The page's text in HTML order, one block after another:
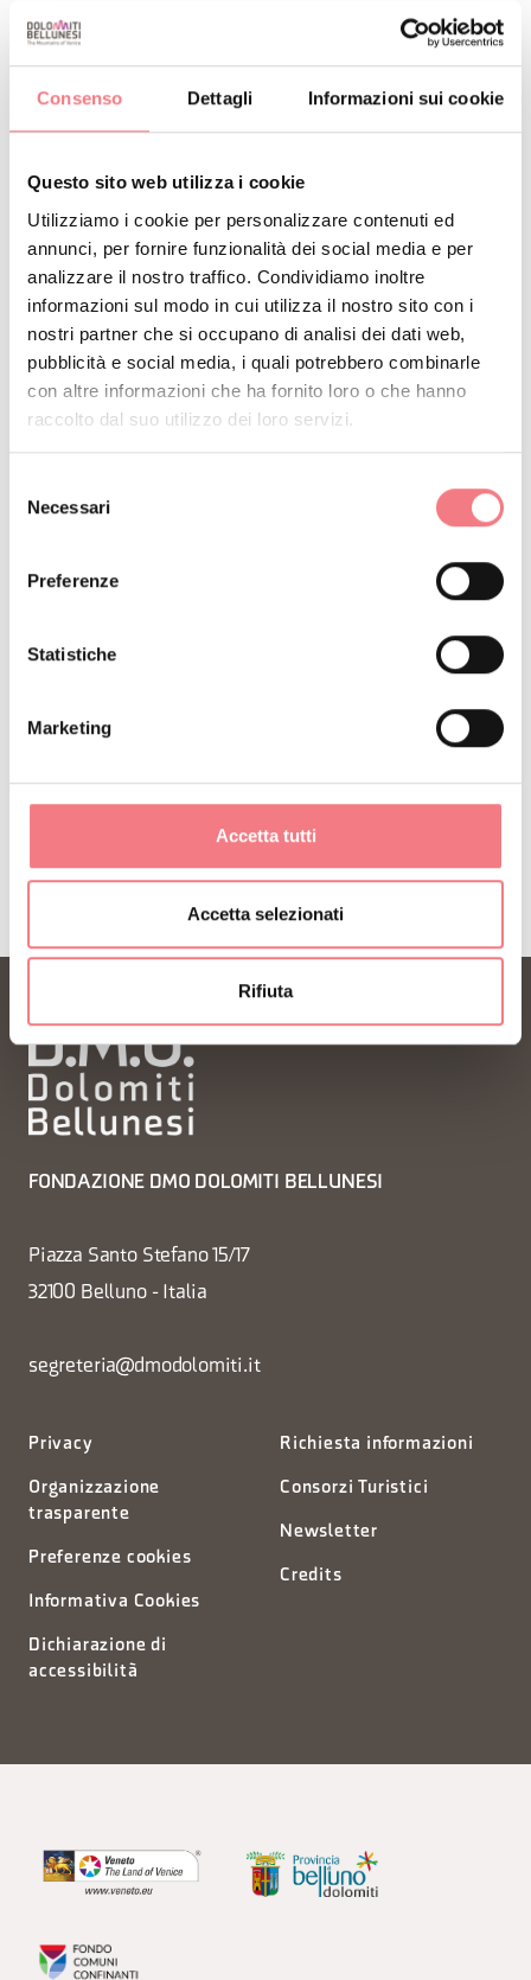
Consenso Dettagli Informazioni sui cookie
Questo sito web utilizza i cookie
Utilizziamo i cookie per personalizzare contenuti ed
annunci, per fornire funzionalità dei social media e per
analizzare il nostro traffico. Condividiamo inoltre
informazioni sul modo in cui utilizza il nostro sito con i
nostri partner che si occupano di analisi dei dati web,
pubblicità e social media, i quali potrebbero combinarle
con altre informazioni che ha fornito loro o che hanno
raccolto dal suo utilizzo dei loro servizi.
delNecessari
Preferenze
Statistiche
Marketing
Accetta tutti
Accetta selezionati
Rifiuta
+3904359290
+393381593388
corte.elena@libero.it
PRENOTA
RICHIEDI INFORMAZIONI
FONDAZIONE DMO DOLOMITI BELLUNESI
Piazza Santo Stefano 15/17
32100 Belluno - Italia
segreteria@dmodolomiti.it
Privacy
Organizzazione
trasparente
Preferenze cookies
Informativa Cookies
Dichiarazione di
accessibilità
Richiesta informazioni
Consorzi Turistici
Newsletter
Credits